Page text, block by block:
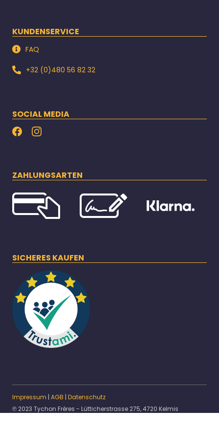
KUNDENSERVICE
FAQ
+32 (0)480 56 82 32
SOCIAL MEDIA
ZAHLUNGSARTEN
SICHERES KAUFEN
Impressum AGB Datenschutz
℗ 2023 Tychon Frères - Lütticherstrasse 275, 4720 Kelmis